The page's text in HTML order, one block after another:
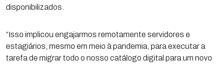
disponibilizados.
“Isso implicou engajarmos remotamente servidores e
estagiários, mesmo em meio à pandemia, para executar a
tarefa de migrar todo o nosso catálogo digital para um novo